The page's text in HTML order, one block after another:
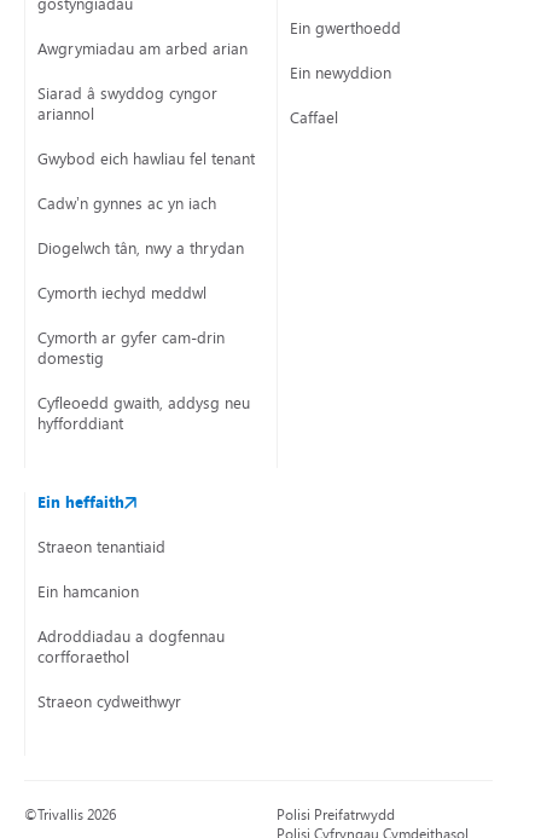
gostyngiadau
Awgrymiadau am arbed arian
Siarad â swyddog cyngor
ariannol
Gwybod eich hawliau fel tenant
Cadw’n gynnes ac yn iach
Diogelwch tân, nwy a thrydan
Cymorth iechyd meddwl
Cymorth ar gyfer cam-drin
domestig
Cyfleoedd gwaith, addysg neu
hyfforddiant
Ein gwerthoedd
Ein newyddion
Caffael
Ein heffaith
Straeon tenantiaid
Ein hamcanion
Adroddiadau a dogfennau
corfforaethol
Straeon cydweithwyr
©Trivallis 2026
Polisi Preifatrwydd